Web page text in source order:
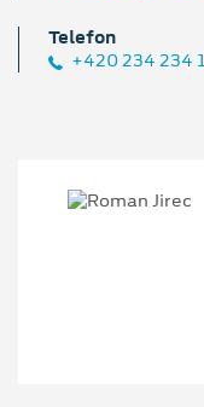
Telefon
+420 234 234